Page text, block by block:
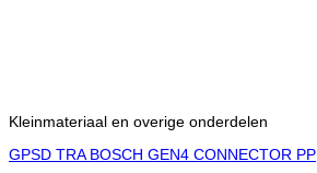
Kleinmateriaal en overige onderdelen
GPSD TRA BOSCH GEN4 CONNECTOR PP